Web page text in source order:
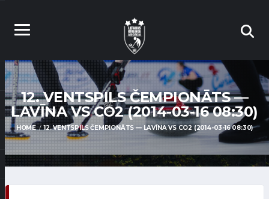
12. VENTSPILS ČEMPIONĀTS —
LAVĪNA VS CO2 (2014-03-16 08:30)
HOME 12. VENTSPILS ČEMPIONĀTS — LAVĪNA VS CO2 (2014-03-16 08:30)